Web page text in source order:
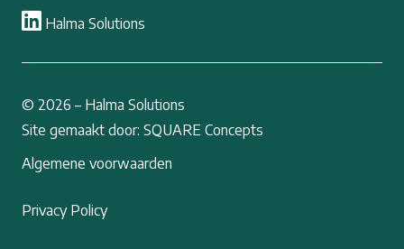
Halma Solutions
© 2026 – Halma Solutions
Site gemaakt door: SQUARE Concepts
Algemene voorwaarden
Privacy Policy